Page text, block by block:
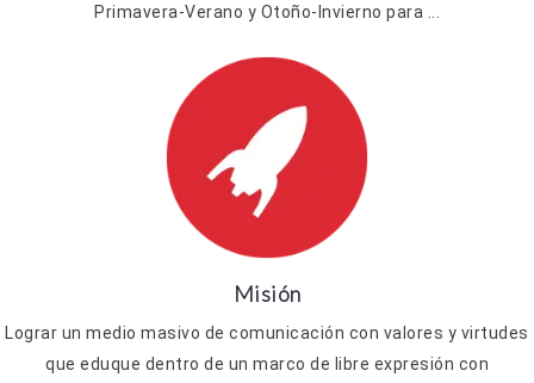
Primavera-Verano y Otoño-Invierno para ...
Misión
Lograr un medio masivo de comunicación con valores y virtudes
que eduque dentro de un marco de libre expresión con